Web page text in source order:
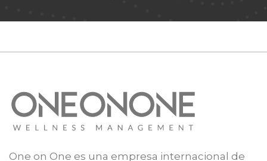
One on One es una empresa internacional de